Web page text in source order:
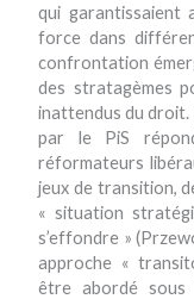
qui garantissaient
force dans
confrontation
des stratagèmes
inattendus du droit.
par le PiS
réformateurs
jeux de transition,
« situation
s’effondre »
approche «
être abordé sous